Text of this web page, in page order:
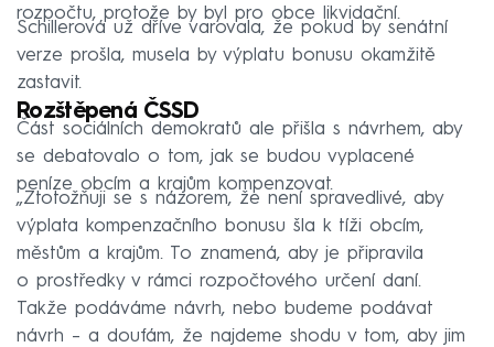
rozpočtu, protože by byl pro obce likvidační.
Schillerová už dříve varovala, že pokud by senátní
verze prošla, musela by výplatu bonusu okamžitě
zastavit.
Rozštěpená ČSSD
Část sociálních demokratů ale přišla s návrhem, aby
se debatovalo o tom, jak se budou vyplacené
peníze obcím a krajům kompenzovat.
„Ztotožňuji se s názorem, že není spravedlivé, aby
výplata kompenzačního bonusu šla k tíži obcím,
městům a krajům. To znamená, aby je připravila
o prostředky v rámci rozpočtového určení daní.
Takže podáváme návrh, nebo budeme podávat
návrh – a doufám, že najdeme shodu v tom, aby jim